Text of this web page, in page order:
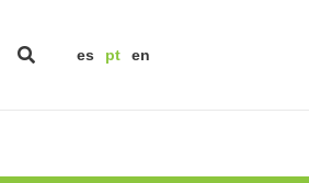
es pt en